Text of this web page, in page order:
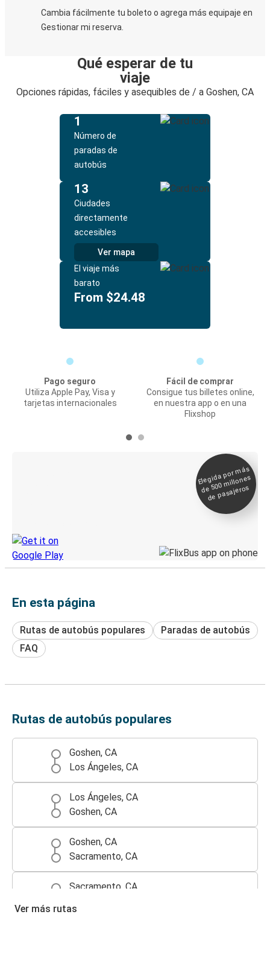
Cambia fácilmente tu boleto o agrega más equipaje en
Gestionar mi reserva.
Qué esperar de tu
viaje
Opciones rápidas, fáciles y asequibles de / a Goshen, CA
1
Número de
paradas de
autobús
13
Ciudades
directamente
accesibles
Ver mapa
El viaje más
barato
From $24.48
Pago seguro
Utiliza Apple Pay, Visa y
tarjetas internacionales
Fácil de comprar
Consigue tus billetes online,
en nuestra app o en una
Flixshop
Elegida por
más
de 500
millones
de pasajeros
En esta página
Rutas de autobús populares
Paradas de autobús
FAQ
Rutas de autobús populares
Goshen, CA
Los Ángeles, CA
Los Ángeles, CA
Goshen, CA
Goshen, CA
Sacramento, CA
Sacramento, CA
Ver más rutas